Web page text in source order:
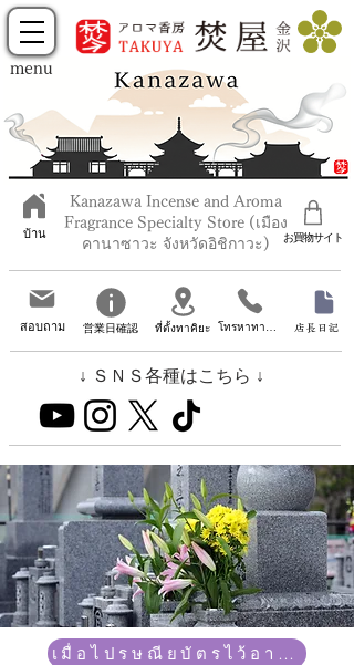
menu
บ้าน
ที่ตั้งทาคิยะ
営業日確認
สอบถาม
お買物サイト
↓ ＳＮＳ各種はこちら ↓
Kanazawa Incense and Aroma
Fragrance Specialty Store (เมือง
คานาซาวะ จังหวัดอิชิกาวะ)
店長日記
เมื่อไปรษณียบัตรไว้อาลัยมาถึง